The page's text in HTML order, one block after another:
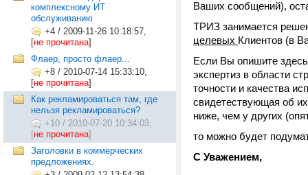
комплексному ИТ
обслуживанию
+4 / 2009-11-26 10:18:57,
[не прочитана]
Флаер, просто флаер...
+8 / 2010-07-14 15:33:10,
[не прочитана]
Как рекламироваться там, где
нельзя рекламироваться?
+10 / 2010-07-20 10:34:03,
[не прочитана]
Заголовки в коммерческих
предложениях.
Ваших сообщений),
ТРИЗ занимается
целевых Клиентов (в
Если Вы опишите
экспертиз в области
точности и качества
свидетествующая об
ниже, чем у других
то можно будет
С Уважением,